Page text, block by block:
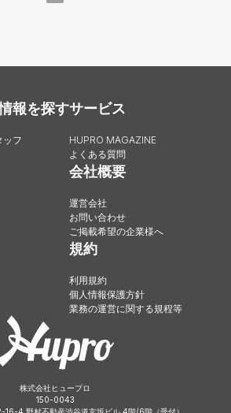
報を探す
ッフ
サービス
HUPRO MAGAZINE
よくある質問
会社概要
運営会社
お問い合わせ
ご掲載希望の企業様へ
規約
利用規約
個人情報保護方針
業務の運営に関する規程等
株式会社ヒュープロ
150-0043